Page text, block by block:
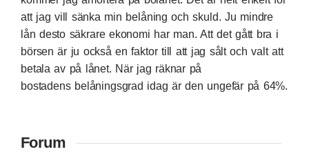
att jag vill sänka min belåning och skuld. Ju mindre
lån desto säkrare ekonomi har man. Att det gått bra i
börsen är ju också en faktor till att jag sålt och valt att
betala av på lånet. När jag räknar på
bostadens belåningsgrad idag är den ungefär på 64%.
Forum